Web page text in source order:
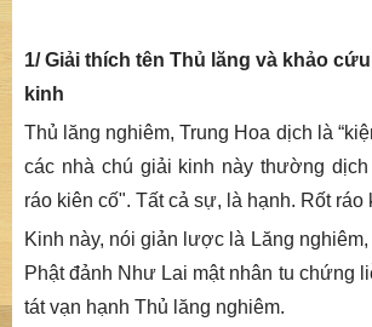
1/ Giải thích tên Thủ lăng và khảo
kinh
Thủ lăng nghiêm, Trung Hoa dịch là
các nhà chú giải kinh này thường
ráo kiên cố". Tất cả sự, là hạnh. Rốt ráo
Kinh này, nói giản lược là Lăng nghiêm,
Phật đảnh Như Lai mật nhân tu chứng
tát vạn hạnh Thủ lăng nghiêm.